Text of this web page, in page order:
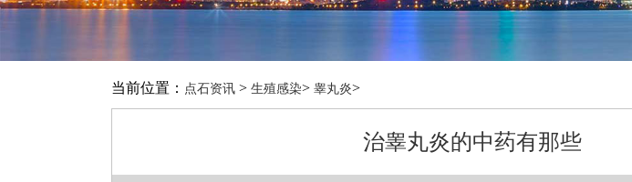
当前位置： 点石资讯 > 生殖感染> 睾丸炎>
治睾丸炎的中药有那些